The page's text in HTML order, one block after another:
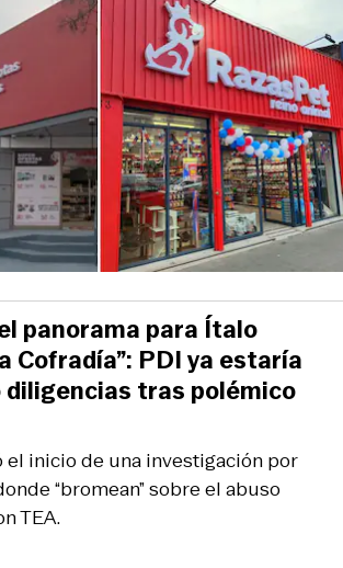
el inicio de una investigación por
“bromean” sobre el abuso
TEA.
panorama para Ítalo
Cofradía”: PDI ya estaría
diligencias tras polémico